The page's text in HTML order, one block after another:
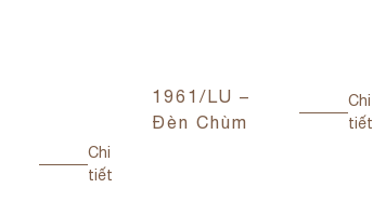
Chi
tiết
1961/LU –
Đèn Chùm
Chi
tiết